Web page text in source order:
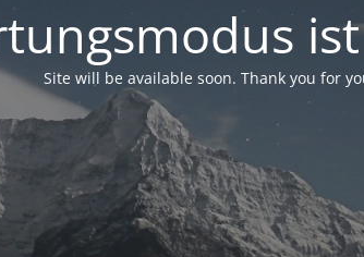
Site will be available soon. Thank you for